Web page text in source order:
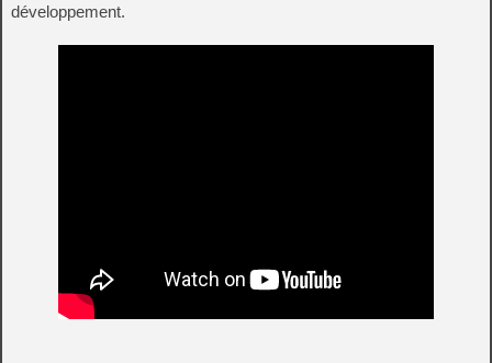
développement.